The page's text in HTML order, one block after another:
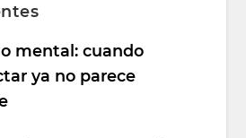
mental: cuando
ya no parece